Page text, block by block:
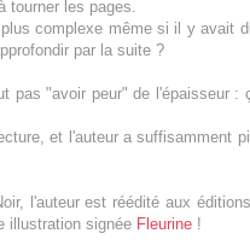
tourner les pages.
complexe même si il y avait
par la suite ?
pas "avoir peur" de l'épaisseur
et l'auteur a suffisamment
l'auteur est réédité aux
illustration signée Fleurine !